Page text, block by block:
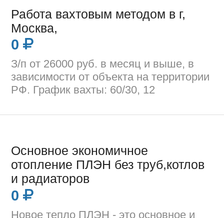
Работа вахтовым методом в г,
Москва,
0
З/п от 26000 руб. в месяц и выше, в
зависимости от объекта на территории
РФ. График вахты: 60/30, 12
Основное экономичное
отопление ПЛЭН без труб,котлов
и радиаторов
0
Новое тепло ПЛЭН - это основное и